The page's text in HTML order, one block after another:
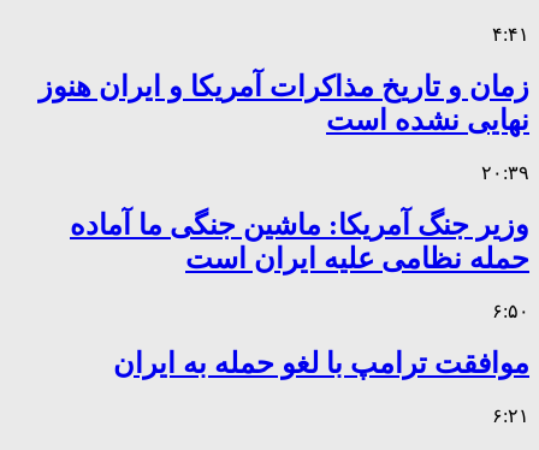
۴:۴۱
زمان و تاریخ مذاکرات آمریکا و ایران هنوز
نهایی نشده است
۲۰:۳۹
وزیر جنگ آمریکا: ماشین جنگی ما آماده
حمله نظامی علیه ایران است
۶:۵۰
موافقت ترامپ با لغو حمله به ایران
۶:۲۱